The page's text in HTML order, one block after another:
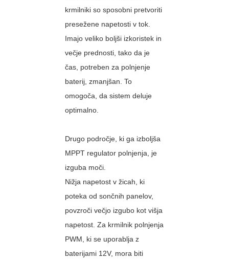
krmilniki so sposobni pretvoriti
presežene napetosti v tok.
Imajo veliko boljši izkoristek in
večje prednosti, tako da je
čas, potreben za polnjenje
baterij, zmanjšan. To
omogoča, da sistem deluje
optimalno.
Drugo področje, ki ga izboljša
MPPT regulator polnjenja, je
izguba moči.
Nižja napetost v žicah, ki
poteka od sončnih panelov,
povzroči večjo izgubo kot višja
napetost. Za krmilnik polnjenja
PWM, ki se uporablja z
baterijami 12V, mora biti